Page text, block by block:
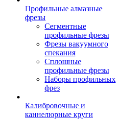
Профильные алмазные
фрезы
Сегментные
профильные фрезы
Фрезы вакуумного
спекания
Сплошные
профильные фрезы
Наборы профильных
фрез
Калибровочные и
каннелюрные круги